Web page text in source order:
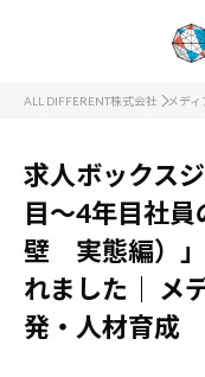
ALL DIFFERENT株式会社 メディ
求人ボックス
目～4年目社
壁 実態編）」
れました｜ メ
発・人材育成